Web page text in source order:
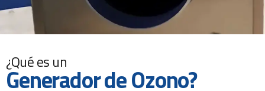
¿Qué es un
Generador de Ozono?